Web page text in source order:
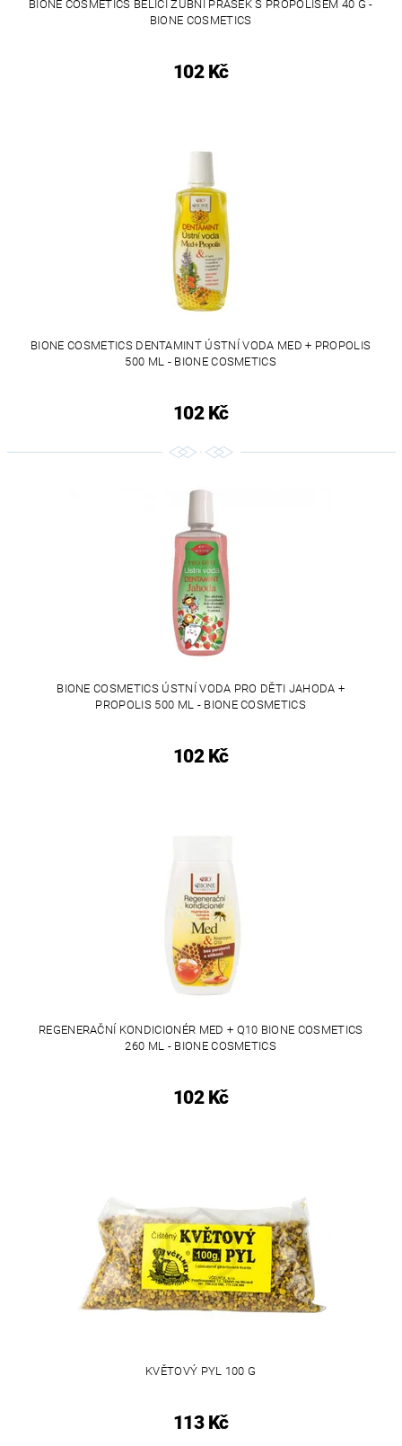
BIONE COSMETICS BĚLÍCÍ ZUBNÍ PRÁŠEK S PROPOLISEM 40 G -
BIONE COSMETICS
102 Kč
BIONE COSMETICS DENTAMINT ÚSTNÍ VODA MED + PROPOLIS
500 ML - BIONE COSMETICS
102 Kč
BIONE COSMETICS ÚSTNÍ VODA PRO DĚTI JAHODA +
PROPOLIS 500 ML - BIONE COSMETICS
102 Kč
REGENERAČNÍ KONDICIONÉR MED + Q10 BIONE COSMETICS
260 ML - BIONE COSMETICS
102 Kč
KVĚTOVÝ PYL 100 G
113 Kč